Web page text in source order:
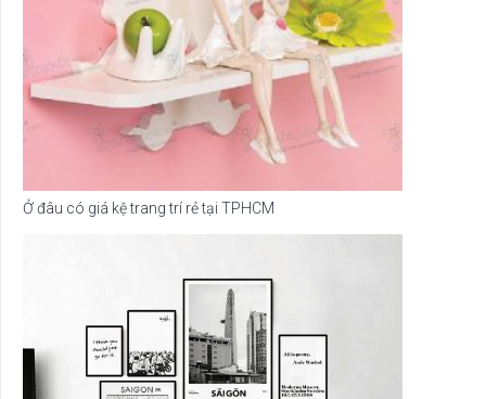
Ở đâu có giá kệ trang trí rẻ tại TPHCM